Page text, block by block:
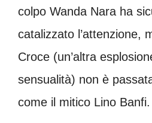
colpo Wanda Nara ha
catalizzato l’attenzione,
Croce (un’altra
sensualità) non è
come il mitico Lino Banfi.